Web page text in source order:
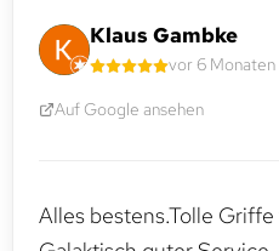
Klaus Gambke
vor 6 Monaten
Auf Google ansehen
Alles bestens.Tolle